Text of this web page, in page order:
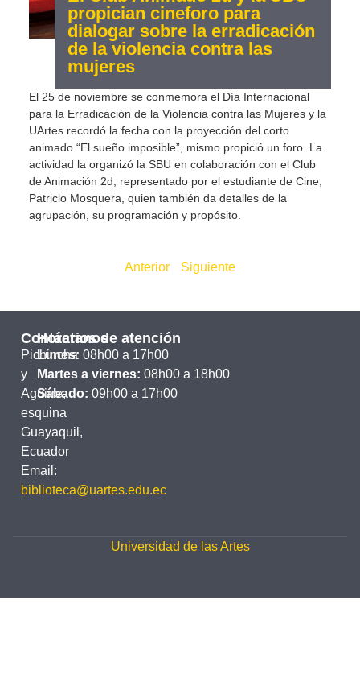
propician cineforo para
dialogar sobre la erradicación
de la violencia contra las
mujeres
El 25 de noviembre se conmemora el Día Internacional
para la Erradicación de la Violencia contra las Mujeres y la
UArtes recordó la fecha con la proyección del corto
animado “El sueño imposible”, mismo propició un foro. La
actividad la organizó la SBU en colaboración con el Club
de Animación 2d, representado por el estudiante de Cine,
Patricio Mosquera, quien también da detalles de la
agrupación, su programación y propósito.
Anterior Siguiente
Contáctanos
Pichincha
y
Aguirre,
esquina
Guayaquil,
Ecuador
Email:
biblioteca@uartes.edu.ec
Horarios de atención
Lunes: 08h00 a 17h00
Martes a viernes: 08h00 a 18h00
Sábado: 09h00 a 17h00
Universidad de las Artes